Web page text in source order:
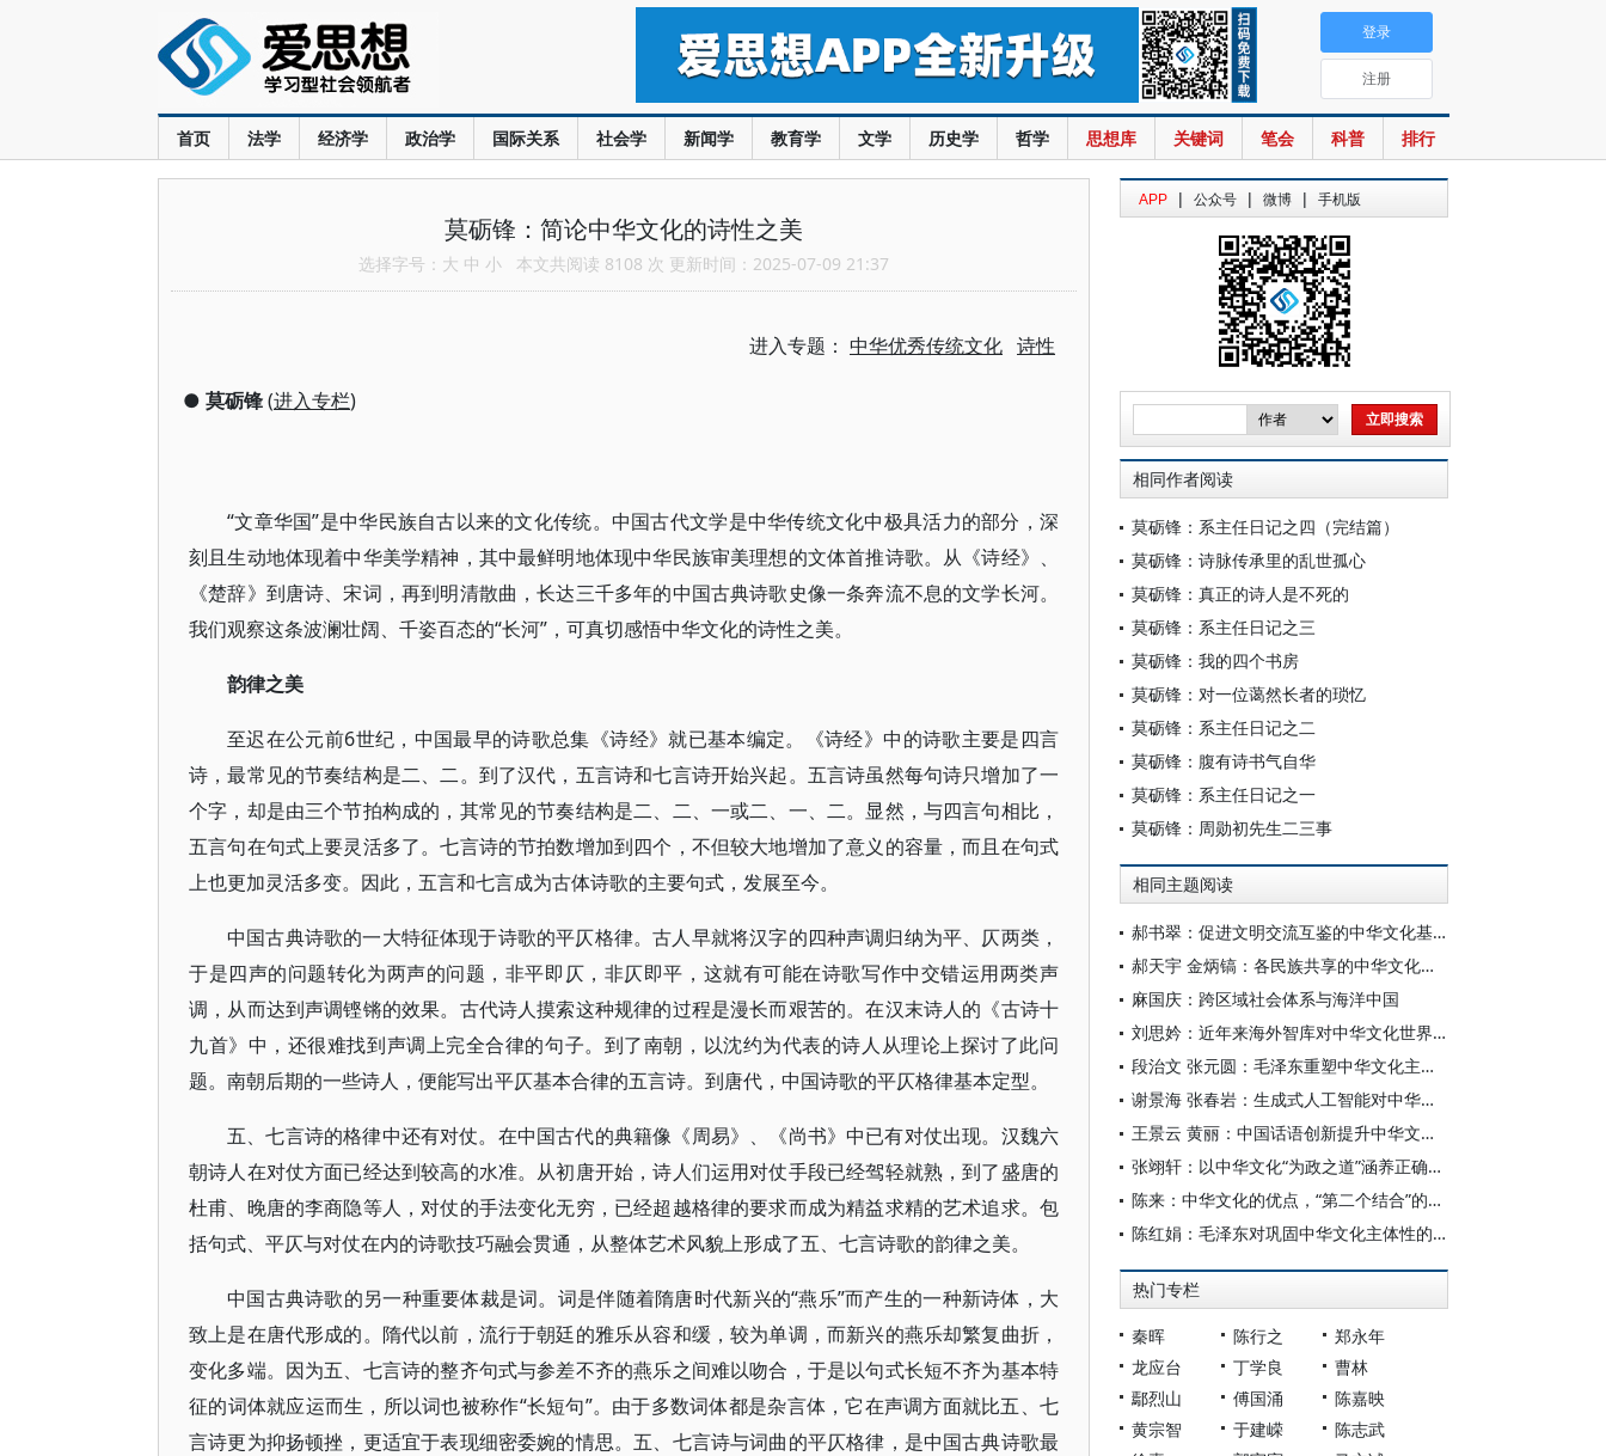
首页 法学 经济学 政治学 国际关系 社会学 新闻学 教育学 文学 历史学 哲学 思想库 关键词 笔会 科普 排行
登录
注册
莫砺锋：简论中华文化的诗性之美
选择字号： 大 中 小 本文共阅读 8108 次 更新时间：2025-07-09 21:37
进入专题： 中华优秀传统文化 诗性
● 莫砺锋(进入专栏)
“文章华国”是中华民族自古以来的文化传统。中国古代文学是中华传统文化中极具活力的部分，深
刻且生动地体现着中华美学精神，其中最鲜明地体现中华民族审美理想的文体首推诗歌。从《诗经》、
《楚辞》到唐诗、宋词，再到明清散曲，长达三千多年的中国古典诗歌史像一条奔流不息的文学长河。
我们观察这条波澜壮阔、千姿百态的“长河”，可真切感悟中华文化的诗性之美。
韵律之美
至迟在公元前6世纪，中国最早的诗歌总集《诗经》就已基本编定。《诗经》中的诗歌主要是四言
诗，最常见的节奏结构是二、二。到了汉代，五言诗和七言诗开始兴起。五言诗虽然每句诗只增加了一
个字，却是由三个节拍构成的，其常见的节奏结构是二、二、一或二、一、二。显然，与四言句相比，
五言句在句式上要灵活多了。七言诗的节拍数增加到四个，不但较大地增加了意义的容量，而且在句式
上也更加灵活多变。因此，五言和七言成为古体诗歌的主要句式，发展至今。
中国古典诗歌的一大特征体现于诗歌的平仄格律。古人早就将汉字的四种声调归纳为平、仄两类，
于是四声的问题转化为两声的问题，非平即仄，非仄即平，这就有可能在诗歌写作中交错运用两类声
调，从而达到声调铿锵的效果。古代诗人摸索这种规律的过程是漫长而艰苦的。在汉末诗人的《古诗十
九首》中，还很难找到声调上完全合律的句子。到了南朝，以沈约为代表的诗人从理论上探讨了此问
题。南朝后期的一些诗人，便能写出平仄基本合律的五言诗。到唐代，中国诗歌的平仄格律基本定型。
五、七言诗的格律中还有对仗。在中国古代的典籍像《周易》、《尚书》中已有对仗出现。汉魏六
朝诗人在对仗方面已经达到较高的水准。从初唐开始，诗人们运用对仗手段已经驾轻就熟，到了盛唐的
杜甫、晚唐的李商隐等人，对仗的手法变化无穷，已经超越格律的要求而成为精益求精的艺术追求。包
括句式、平仄与对仗在内的诗歌技巧融会贯通，从整体艺术风貌上形成了五、七言诗歌的韵律之美。
中国古典诗歌的另一种重要体裁是词。词是伴随着隋唐时代新兴的“燕乐”而产生的一种新诗体，大
致上是在唐代形成的。隋代以前，流行于朝廷的雅乐从容和缓，较为单调，而新兴的燕乐却繁复曲折，
变化多端。因为五、七言诗的整齐句式与参差不齐的燕乐之间难以吻合，于是以句式长短不齐为基本特
征的词体就应运而生，所以词也被称作“长短句”。由于多数词体都是杂言体，它在声调方面就比五、七
言诗更为抑扬顿挫，更适宜于表现细密委婉的情思。五、七言诗与词曲的平仄格律，是中国古典诗歌最
APP | 公众号 | 微博 | 手机版
相同作者阅读
莫砺锋：系主任日记之四（完结篇）
莫砺锋：诗脉传承里的乱世孤心
莫砺锋：真正的诗人是不死的
莫砺锋：系主任日记之三
莫砺锋：我的四个书房
莫砺锋：对一位蔼然长者的琐忆
莫砺锋：系主任日记之二
莫砺锋：腹有诗书气自华
莫砺锋：系主任日记之一
莫砺锋：周勋初先生二三事
相同主题阅读
郝书翠：促进文明交流互鉴的中华文化基因
郝天宇 金炳镐：各民族共享的中华文化符号和中华民族形象论析——以人民币为视角
麻国庆：跨区域社会体系与海洋中国
刘思妗：近年来海外智库对中华文化世界价值与传播效能的认知评析
段治文 张元圆：毛泽东重塑中华文化主体性的时空场域、理论体系及重要启示
谢景海 张春岩：生成式人工智能对中华文化主体性的挑战与应对策略
王景云 黄丽：中国话语创新提升中华文化国际传播效能的实践与拓新
张翊轩：以中华文化“为政之道”涵养正确政绩观
陈来：中华文化的优点，“第二个结合”的重点
陈红娟：毛泽东对巩固中华文化主体性的三维探赜
热门专栏
秦晖 陈行之
郑永年
龙应台
丁学良
曹林
鄢烈山
傅国涌
陈嘉映
黄宗智
于建嵘
陈志武